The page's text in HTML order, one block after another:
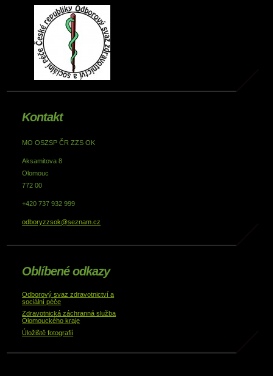
Kontakt
MO OSZSP ČR ZZS OK
Aksamitova 8
Olomouc
772 00
+420 737 932 999
odboryzzsok@seznam.cz
Oblíbené odkazy
Odborový svaz zdravotnictví a
sociální péče
Zdravotnická záchranná služba
Olomouckého kraje
Úložiště fotografií